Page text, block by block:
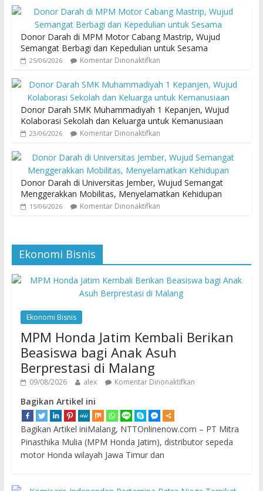
Donor Darah di MPM Motor Cabang Mastrip, Wujud
Semangat Berbagi dan Kepedulian untuk Sesama
25/06/2026 Komentar Dinonaktifkan
Donor Darah SMK Muhammadiyah 1 Kepanjen, Wujud
Kolaborasi Sekolah dan Keluarga untuk Kemanusiaan
23/06/2026 Komentar Dinonaktifkan
Donor Darah di Universitas Jember, Wujud Semangat
Menggerakkan Mobilitas, Menyelamatkan Kehidupan
15/06/2026 Komentar Dinonaktifkan
Ekonomi Bisnis
Ekonomi Bisnis
MPM Honda Jatim Kembali Berikan
Beasiswa bagi Anak Asuh
Berprestasi di Malang
09/08/2026 alex Komentar Dinonaktifkan
Bagikan Artikel ini
Bagikan Artikel iniMalang, NTTOnlinenow.com – PT Mitra
Pinasthika Mulia (MPM Honda Jatim), distributor sepeda
motor Honda wilayah Jawa Timur dan